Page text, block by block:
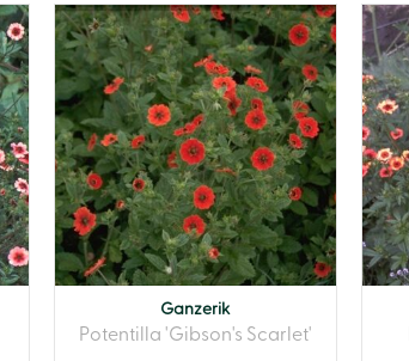
Ganzerik
Potentilla 'Gibson's Scarlet'